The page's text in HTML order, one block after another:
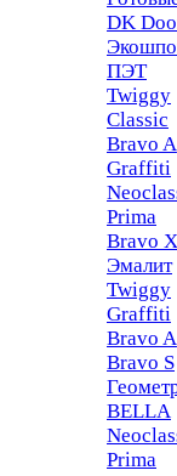
DK
ПЭТ
Twiggy
Classic
Bravo A
Graffiti
Prima
Bravo X
Эмалит
Twiggy
Graffiti
Bravo A
Bravo S
BELLA
Prima